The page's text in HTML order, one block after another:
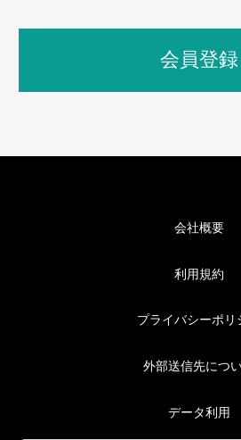
会員登録
会社概要
利用規約
プライバシーポリ
外部送信先につ
データ利用